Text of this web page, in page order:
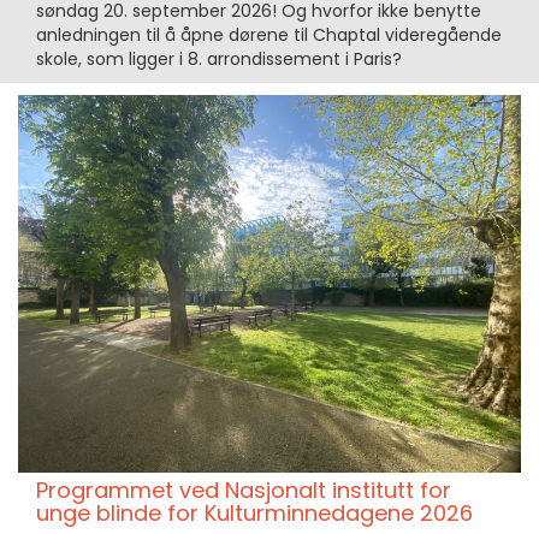
søndag 20. september 2026! Og hvorfor ikke benytte
anledningen til å åpne dørene til Chaptal videregående
skole, som ligger i 8. arrondissement i Paris?
Programmet ved Nasjonalt institutt for
unge blinde for Kulturminnedagene 2026